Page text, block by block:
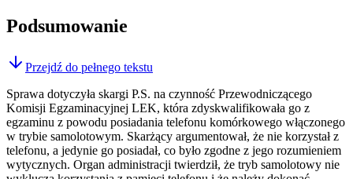
Podsumowanie
Przejdź do pełnego tekstu
Sprawa dotyczyła skargi P.S. na czynność Przewodniczącego
Komisji Egzaminacyjnej LEK, która zdyskwalifikowała go z
egzaminu z powodu posiadania telefonu komórkowego włączonego
w trybie samolotowym. Skarżący argumentował, że nie korzystał z
telefonu, a jedynie go posiadał, co było zgodne z jego rozumieniem
wytycznych. Organ administracji twierdził, że tryb samolotowy nie